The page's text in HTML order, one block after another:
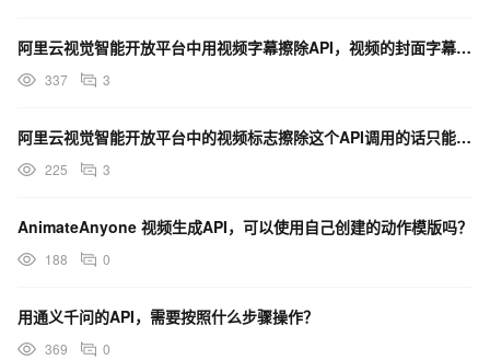
阿里云视觉智能开放平台中用视频字幕擦除API，视频的封面字幕播放时间小于1秒钟，则字幕位会被忽略吗？
337 3
阿里云视觉智能开放平台中的视频标志擦除这个API调用的话只能是MP4格式吗?
225 3
AnimateAnyone 视频生成API，可以使用自己创建的动作模版吗？
188 0
用通义千问的API，需要按照什么步骤操作？
369 0